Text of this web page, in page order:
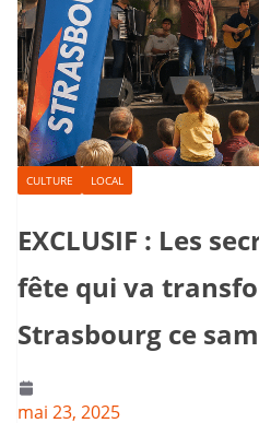
CULTURE LOCAL
EXCLUSIF : Les
fête qui va
Strasbourg ce
mai 23, 2025